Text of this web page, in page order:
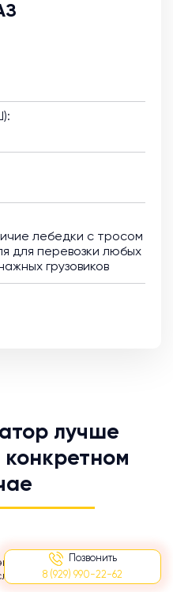
Позвонить
8 (929) 990-22-62
лебедки с тросом
для перевозки любых
грузовиков
лучше
конкретном
будет зависеть
факторов: